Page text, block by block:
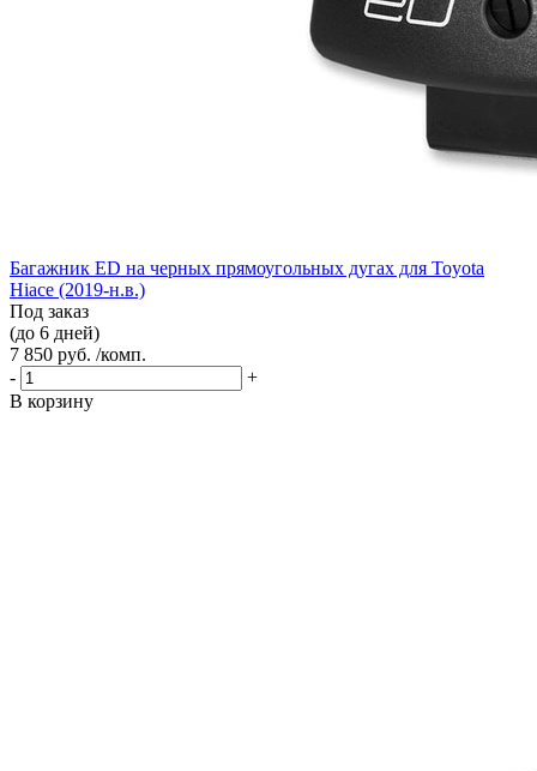
Багажник ED на черных прямоугольных дугах для Toyota
Hiace (2019-н.в.)
Под заказ
(до 6 дней)
7 850 руб. /комп.
-
+
В корзину